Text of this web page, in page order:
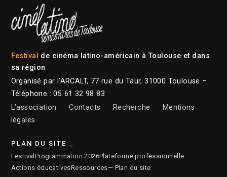
Festival de cinéma latino-américain à Toulouse et dans
sa région
Organisé par l’ARCALT, 77 rue du Taur, 31000 Toulouse –
Téléphone : 05 61 32 98 83
L’association
Contacts Recherche
Mentions
légales
PLAN DU SITE
Festival Programmation 2026Plateforme professionnelle
Actions éducativesRessources— Plan du site